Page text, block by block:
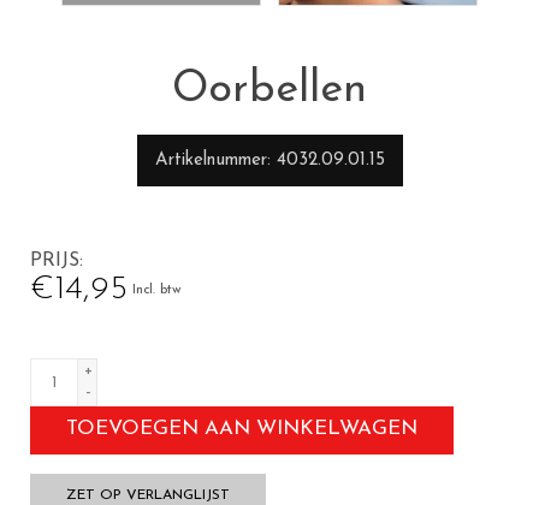
Oorbellen
Artikelnummer 4032.09.01.15
PRIJS
€14,95 Incl. btw
+
-
TOEVOEGEN AAN WINKELWAGEN
ZET OP VERLANGLIJST